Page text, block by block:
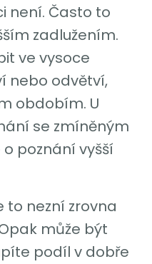
není. Často to
zadlužením.
ve vysoce
nebo odvětví,
obdobím. U
se zmíněným
poznání vyšší
to nezní zrovna
může být
podíl v dobře